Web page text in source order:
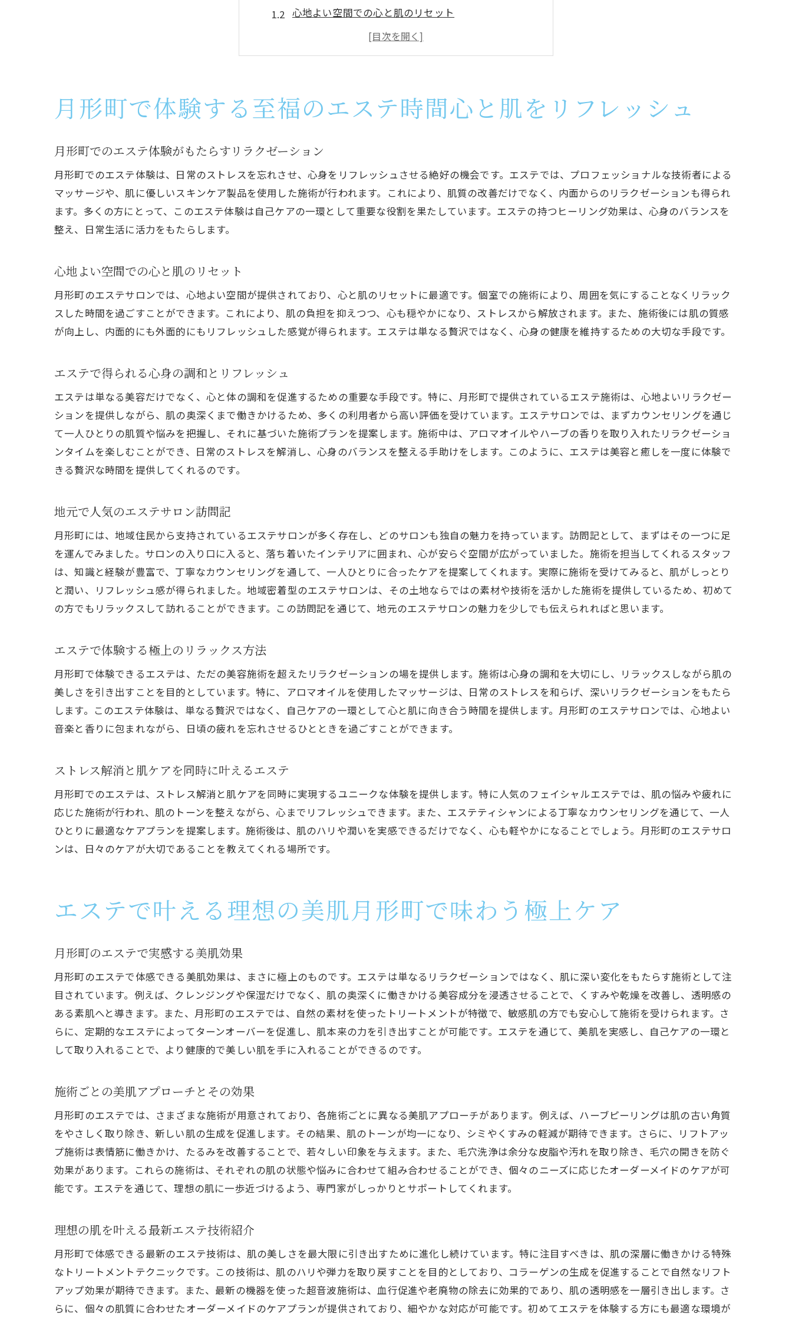
心地よい空間での心と肌のリセット
エステで得られる心身の調和とリフレッシュ
地元で人気のエステサロン訪問記
ストレス解消と肌ケアを同時に叶えるエステ
エステで叶える理想の美肌月形町で味わう極上ケア
施術ごとの美肌アプローチとその効果
理想の肌を叶える最新エステ技術紹介
プロが教える美肌を保つためのエステ法
エステで変わる肌質とそのメカニズム
月形町でのエステデビューに安心のサポート
初心者がエステを選ぶ時のチェックポイント
月形町のエステで得られる肌トラブルへの解決策
エステで改善する肌トラブルの種類と効果
月形町でのエステが提供する肌ケアプログラム
多様な肌トラブルに対応するエステ技術
エステの効果最大化月形町での施術体験談紹介
エステ効果を最大化する施術前後のケア
月形町で人気の施術を受けた感想レポート
施術体験者が語るエステのメリットと効果
施術後の効果を持続させるためのヒント
肌の美しさを引き出す月形町のエステ技術とその効果
月形町の最新エステ技術で肌を輝かせる
エステ技術がもたらす肌の変化とその持続性
エステ技術で肌が変わるプロセスと結果
月形町で体験できる先端エステ技術の魅力
月形町エステサロンでのカウンセリングと安心施術
月形町でのエステカウンセリングの流れ
個別ニーズに応えるエステカウンセリング
施術への不安を解消するカウンセリング方法
エステを通じて実感する日常ケアと美肌の関係
日常ケアとエステで叶える美肌作り
エステと日常ケアのバランスの取り方
エステで学ぶ日常美肌ケアのテクニック
月形町で体験する至福のエステ時間心と肌をリフレッシュ
月形町でのエステ体験がもたらすリラクゼーション
月形町でのエステ体験は、日常のストレスを忘れさせ、心身をリフレッシュさせる絶好の機会です。エステでは、プロフェッショナルな技術者による
マッサージや、肌に優しいスキンケア製品を使用した施術が行われます。これにより、肌質の改善だけでなく、内面からのリラクゼーションも得られ
ます。多くの方にとって、このエステ体験は自己ケアの一環として重要な役割を果たしています。エステの持つヒーリング効果は、心身のバランスを
整え、日常生活に活力をもたらします。
心地よい空間での心と肌のリセット
月形町のエステサロンでは、心地よい空間が提供されており、心と肌のリセットに最適です。個室での施術により、周囲を気にすることなくリラック
スした時間を過ごすことができます。これにより、肌の負担を抑えつつ、心も穏やかになり、ストレスから解放されます。また、施術後には肌の質感
が向上し、内面的にも外面的にもリフレッシュした感覚が得られます。エステは単なる贅沢ではなく、心身の健康を維持するための大切な手段です。
エステで得られる心身の調和とリフレッシュ
エステは単なる美容だけでなく、心と体の調和を促進するための重要な手段です。特に、月形町で提供されているエステ施術は、心地よいリラクゼー
ションを提供しながら、肌の奥深くまで働きかけるため、多くの利用者から高い評価を受けています。エステサロンでは、まずカウンセリングを通じ
て一人ひとりの肌質や悩みを把握し、それに基づいた施術プランを提案します。施術中は、アロマオイルやハーブの香りを取り入れたリラクゼーショ
ンタイムを楽しむことができ、日常のストレスを解消し、心身のバランスを整える手助けをします。このように、エステは美容と癒しを一度に体験で
きる贅沢な時間を提供してくれるのです。
地元で人気のエステサロン訪問記
月形町には、地域住民から支持されているエステサロンが多く存在し、どのサロンも独自の魅力を持っています。訪問記として、まずはその一つに足
を運んでみました。サロンの入り口に入ると、落ち着いたインテリアに囲まれ、心が安らぐ空間が広がっていました。施術を担当してくれるスタッフ
は、知識と経験が豊富で、丁寧なカウンセリングを通して、一人ひとりに合ったケアを提案してくれます。実際に施術を受けてみると、肌がしっとり
と潤い、リフレッシュ感が得られました。地域密着型のエステサロンは、その土地ならではの素材や技術を活かした施術を提供しているため、初めて
の方でもリラックスして訪れることができます。この訪問記を通じて、地元のエステサロンの魅力を少しでも伝えられればと思います。
エステで体験する極上のリラックス方法
月形町で体験できるエステは、ただの美容施術を超えたリラクゼーションの場を提供します。施術は心身の調和を大切にし、リラックスしながら肌の
美しさを引き出すことを目的としています。特に、アロマオイルを使用したマッサージは、日常のストレスを和らげ、深いリラクゼーションをもたら
します。このエステ体験は、単なる贅沢ではなく、自己ケアの一環として心と肌に向き合う時間を提供します。月形町のエステサロンでは、心地よい
音楽と香りに包まれながら、日頃の疲れを忘れさせるひとときを過ごすことができます。
ストレス解消と肌ケアを同時に叶えるエステ
月形町でのエステは、ストレス解消と肌ケアを同時に実現するユニークな体験を提供します。特に人気のフェイシャルエステでは、肌の悩みや疲れに
応じた施術が行われ、肌のトーンを整えながら、心までリフレッシュできます。また、エステティシャンによる丁寧なカウンセリングを通じて、一人
ひとりに最適なケアプランを提案します。施術後は、肌のハリや潤いを実感できるだけでなく、心も軽やかになることでしょう。月形町のエステサロ
ンは、日々のケアが大切であることを教えてくれる場所です。
エステで叶える理想の美肌月形町で味わう極上ケア
月形町のエステで実感する美肌効果
月形町のエステで体感できる美肌効果は、まさに極上のものです。エステは単なるリラクゼーションではなく、肌に深い変化をもたらす施術として注
目されています。例えば、クレンジングや保湿だけでなく、肌の奥深くに働きかける美容成分を浸透させることで、くすみや乾燥を改善し、透明感の
ある素肌へと導きます。また、月形町のエステでは、自然の素材を使ったトリートメントが特徴で、敏感肌の方でも安心して施術を受けられます。さ
らに、定期的なエステによってターンオーバーを促進し、肌本来の力を引き出すことが可能です。エステを通じて、美肌を実感し、自己ケアの一環と
して取り入れることで、より健康的で美しい肌を手に入れることができるのです。
施術ごとの美肌アプローチとその効果
月形町のエステでは、さまざまな施術が用意されており、各施術ごとに異なる美肌アプローチがあります。例えば、ハーブピーリングは肌の古い角質
をやさしく取り除き、新しい肌の生成を促進します。その結果、肌のトーンが均一になり、シミやくすみの軽減が期待できます。さらに、リフトアッ
プ施術は表情筋に働きかけ、たるみを改善することで、若々しい印象を与えます。また、毛穴洗浄は余分な皮脂や汚れを取り除き、毛穴の開きを防ぐ
効果があります。これらの施術は、それぞれの肌の状態や悩みに合わせて組み合わせることができ、個々のニーズに応じたオーダーメイドのケアが可
能です。エステを通じて、理想の肌に一歩近づけるよう、専門家がしっかりとサポートしてくれます。
理想の肌を叶える最新エステ技術紹介
月形町で体感できる最新のエステ技術は、肌の美しさを最大限に引き出すために進化し続けています。特に注目すべきは、肌の深層に働きかける特殊
なトリートメントテクニックです。この技術は、肌のハリや弾力を取り戻すことを目的としており、コラーゲンの生成を促進することで自然なリフト
アップ効果が期待できます。また、最新の機器を使った超音波施術は、血行促進や老廃物の除去に効果的であり、肌の透明感を一層引き出します。さ
らに、個々の肌質に合わせたオーダーメイドのケアプランが提供されており、細やかな対応が可能です。初めてエステを体験する方にも最適な環境が